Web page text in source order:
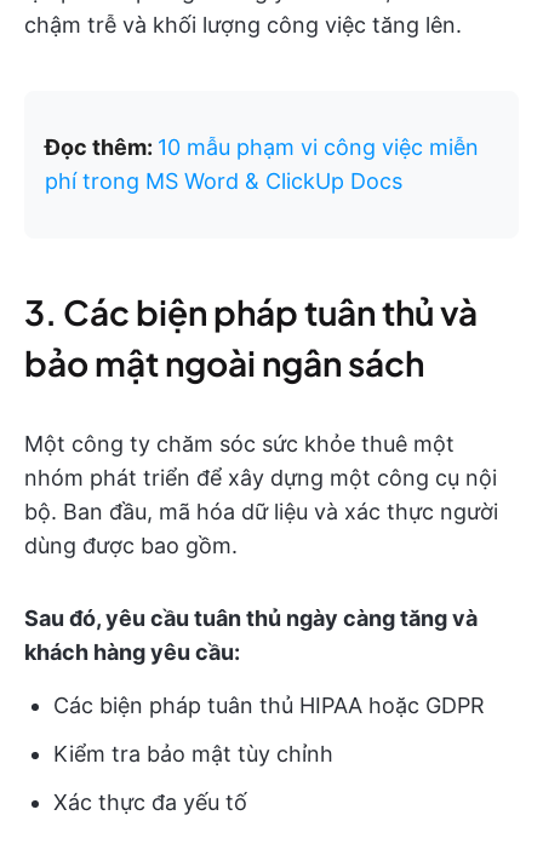
chậm trễ và khối lượng công việc tăng lên.
Đọc thêm: 10 mẫu phạm vi công việc miễn
phí trong MS Word & ClickUp Docs
3. Các biện pháp tuân thủ và
bảo mật ngoài ngân sách
Một công ty chăm sóc sức khỏe thuê một
nhóm phát triển để xây dựng một công cụ nội
bộ. Ban đầu, mã hóa dữ liệu và xác thực người
dùng được bao gồm.
Sau đó, yêu cầu tuân thủ ngày càng tăng và
khách hàng yêu cầu:
Các biện pháp tuân thủ HIPAA hoặc GDPR
Kiểm tra bảo mật tùy chỉnh
Xác thực đa yếu tố